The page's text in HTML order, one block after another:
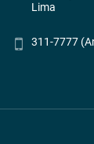
Lima
311-7777